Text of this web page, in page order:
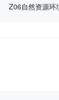
Z06自然资源环